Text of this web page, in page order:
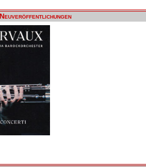
Neuveröffentlichungen